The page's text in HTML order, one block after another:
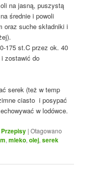
na jasną, puszystą
średnie i powoli
oraz suche składniki i
175 st.C przez ok. 40
zostawić do
serek (też w temp
ciasto i posypać
w lodówce.
Przepisy |Otagowano
,mleko,olej,serek